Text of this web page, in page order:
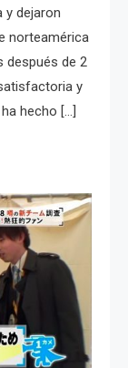
y dejaron
norteamérica
después de 2
y
hecho […]